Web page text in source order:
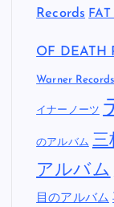
Records
OF DEATH
Warner Records
イナーノーツ
のアルバム 三
アルバム
目のアルバム